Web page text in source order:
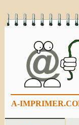
A-